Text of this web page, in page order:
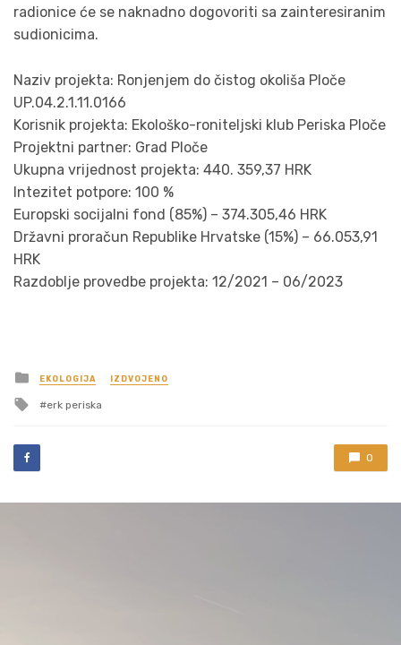
radionice će se naknadno dogovoriti sa zainteresiranim
sudionicima.
Naziv projekta: Ronjenjem do čistog okoliša Ploče
UP.04.2.1.11.0166
Korisnik projekta: Ekološko-roniteljski klub Periska Ploče
Projektni partner: Grad Ploče
Ukupna vrijednost projekta: 440. 359,37 HRK
Intezitet potpore: 100 %
Europski socijalni fond (85%) – 374.305,46 HRK
Državni proračun Republike Hrvatske (15%) – 66.053,91
HRK
Razdoblje provedbe projekta: 12/2021 – 06/2023
Posted
in
EKOLOGIJA IZDVOJENO
Tagged
erk periska
0